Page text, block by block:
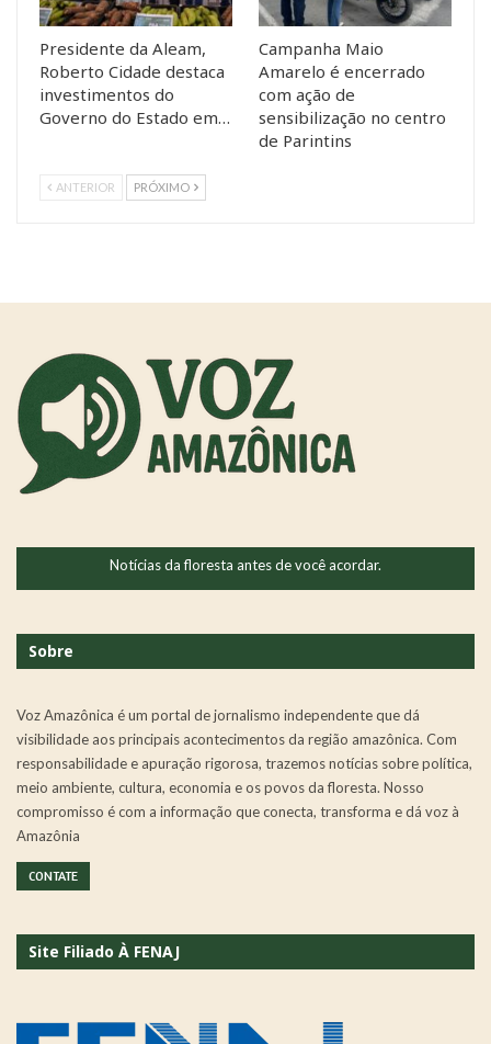
Presidente da Aleam,
Roberto Cidade destaca
investimentos do
Governo do Estado em…
Campanha Maio
Amarelo é encerrado
com ação de
sensibilização no centro
de Parintins
ANTERIOR PRÓXIMO
Notícias da floresta antes de você acordar.
Sobre
Voz Amazônica é um portal de jornalismo independente que dá
visibilidade aos principais acontecimentos da região amazônica. Com
responsabilidade e apuração rigorosa, trazemos notícias sobre política,
meio ambiente, cultura, economia e os povos da floresta. Nosso
compromisso é com a informação que conecta, transforma e dá voz à
Amazônia
CONTATE
Site Filiado À FENAJ